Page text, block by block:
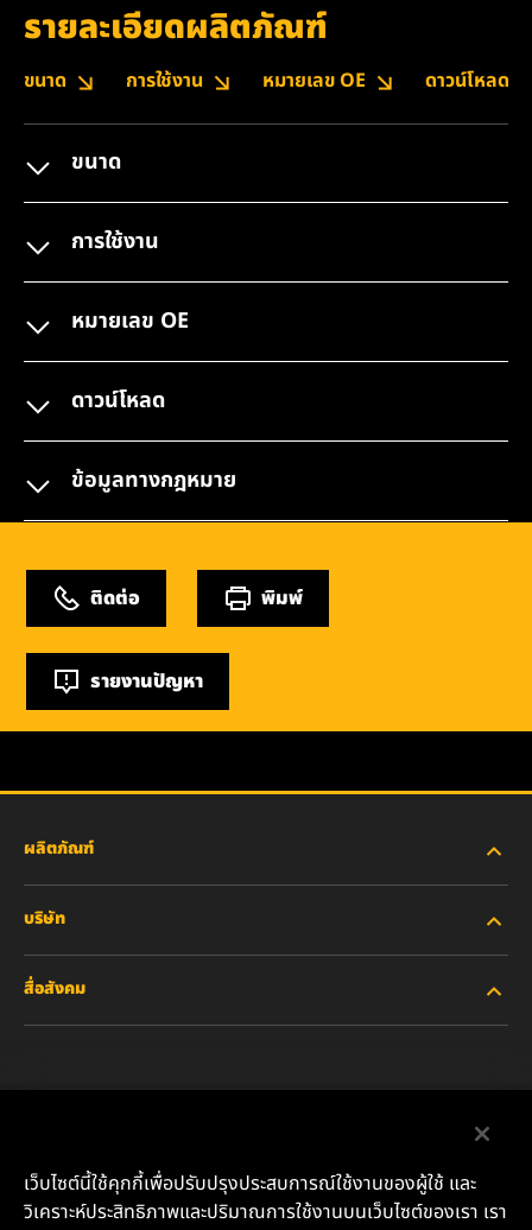
รายละเอียดผลิตภัณฑ์
ขนาด การใช้งาน หมายเลข OE ดาวน์โหลด
ขนาด
การใช้งาน
หมายเลข OE
ดาวน์โหลด
ข้อมูลทางกฎหมาย
ติดต่อ พิมพ์
รายงานปัญหา
ผลิตภัณฑ์
รถยนต์ส่วนบุคคลและรถบรรทุกงานเบา
น้ำมันหล่อลื่น
บริษัท
ตำแหน่งงาน
สื่อสังคม
YouTube
เว็บไซต์นี้ใช้คุกกี้เพื่อปรับปรุงประสบการณ์ใช้งานของผู้ใช้ และ
วิเคราะห์ประสิทธิภาพและปริมาณการใช้งานบนเว็บไซต์ของเรา เรา